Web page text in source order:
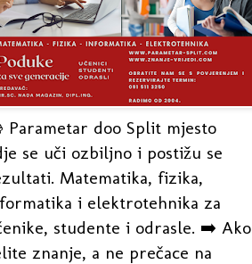
Parametar doo Split mjesto
se uči ozbiljno i postižu se
Matematika, fizika,
i elektrotehnika za
studente i odrasle. ➡️ Ako
znanje, a ne prečace na